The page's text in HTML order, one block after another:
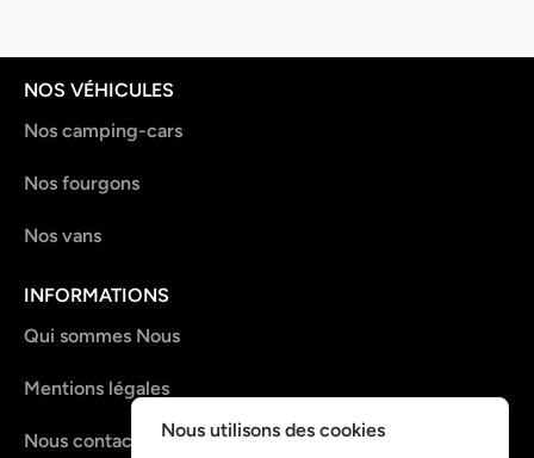
NOS VÉHICULES
Nos camping-cars
Nos fourgons
Nos vans
INFORMATIONS
Qui sommes Nous
Mentions légales
Nous contacter
Nous utilisons des cookies